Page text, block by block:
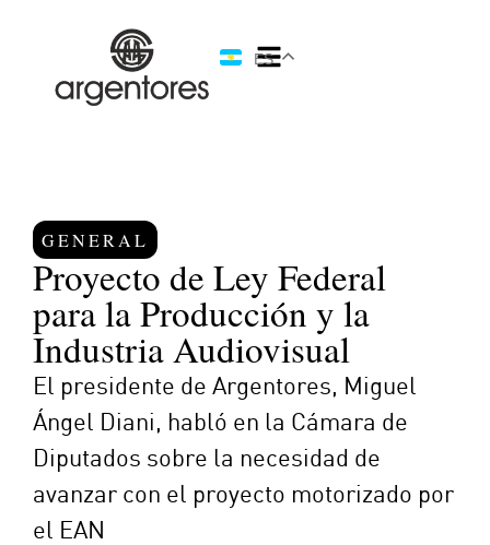
ES
GENERAL
Proyecto de Ley Federal
para la Producción y la
Industria Audiovisual
El presidente de Argentores, Miguel
Ángel Diani, habló en la Cámara de
Diputados sobre la necesidad de
avanzar con el proyecto motorizado por
el EAN